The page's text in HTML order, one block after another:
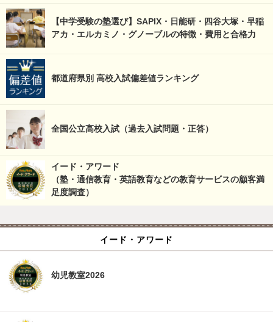
【中学受験の塾選び】SAPIX・日能研・四谷大塚・早稲
アカ・エルカミノ・グノーブルの特徴・費用と合格力
都道府県別 高校入試偏差値ランキング
全国公立高校入試（過去入試問題・正答）
イード・アワード
（塾・通信教育・英語教育などの教育サービスの顧客満
足度調査）
イード・アワード
幼児教室2026